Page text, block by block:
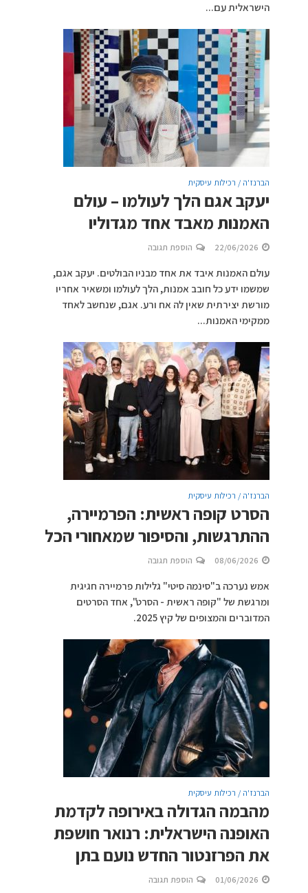
הישראלית עם...
הברנז'ה / רכילות עיסקית
יעקב אגם הלך לעולמו – עולם
האמנות מאבד אחד מגדוליו
22/06/2026 הוספת תגובה
עולם האמנות איבד את אחד מבניו הבולטים. יעקב אגם,
שמשמו ידע כל חובב אמנות, הלך לעולמו ומשאיר אחריו
מורשת יצירתית שאין לה אח ורע. אגם, שנחשב לאחד
ממקימי האמנות...
הברנז'ה / רכילות עיסקית
הסרט קופה ראשית: הפרמיירה,
ההתרגשות, והסיפור שמאחורי הכל
08/06/2026 הוספת תגובה
אמש נערכה ב"סינמה סיטי" גלילות פרמיירה חגיגית
ומרגשת של "קופה ראשית - הסרט", אחד הסרטים
המדוברים והמצופים של קיץ 2025.
הברנז'ה / רכילות עיסקית
מהבמה הגדולה באירופה לקדמת
האופנה הישראלית: רנואר חושפת
את הפרזנטור החדש נועם בתן
01/06/2026 הוספת תגובה